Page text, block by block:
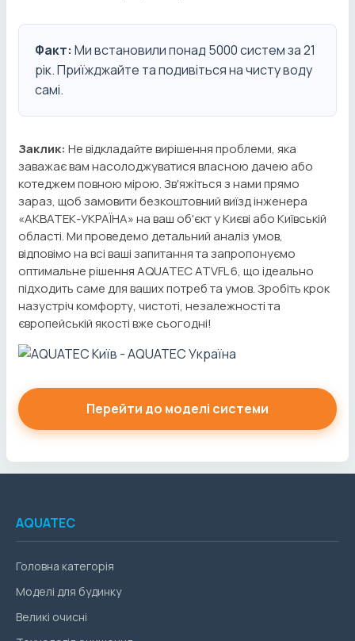
Факт: Ми встановили понад 5000 систем за 21
рік. Приїжджайте та подивіться на чисту воду
самі.
Заклик: Не відкладайте вирішення проблеми, яка
заважає вам насолоджуватися власною дачею або
котеджем повною мірою. Зв'яжіться з нами прямо
зараз, щоб замовити безкоштовний виїзд інженера
«АКВАТЕК-УКРАЇНА» на ваш об'єкт у Києві або Київській
області. Ми проведемо детальний аналіз умов,
відповімо на всі ваші запитання та запропонуємо
оптимальне рішення AQUATEC ATVFL 6, що ідеально
підходить саме для ваших потреб та умов. Зробіть крок
назустріч комфорту, чистоті, незалежності та
європейській якості вже сьогодні!
Перейти до моделі системи
AQUATEC
Головна категорія
Моделі для будинку
Великі очисні